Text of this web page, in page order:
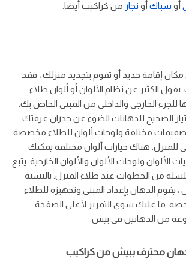
أو سباك أو نجار من كراكيب أيضا.
إقامة جديد أو تقوم بتجديد منزلك ، فقد
الكثير عن نظام الألوان أو ألوان طلاء
للجزء الخارجي والداخلي من المبنى الخاص بك.
الصحيح للدهانات الضوء عن جدران غرفتك
مختلفة ولوحات ألوان للطلاء مخصصة
للمنزل. هناك خيارات ألوان مختلفة يمكنك
الألوان ولوحات الألوان والألوان الخارجية. يتبع
من الخطوات عند طلاء المنزل. بالنسبة
، يقوم الدهان بإعداد المبنى وتجهيزه للطلاء
ما عليك سوى التمرير لأعلى الصفحة
من الدهانين في بيش.
محترف ببيش من كراكيب